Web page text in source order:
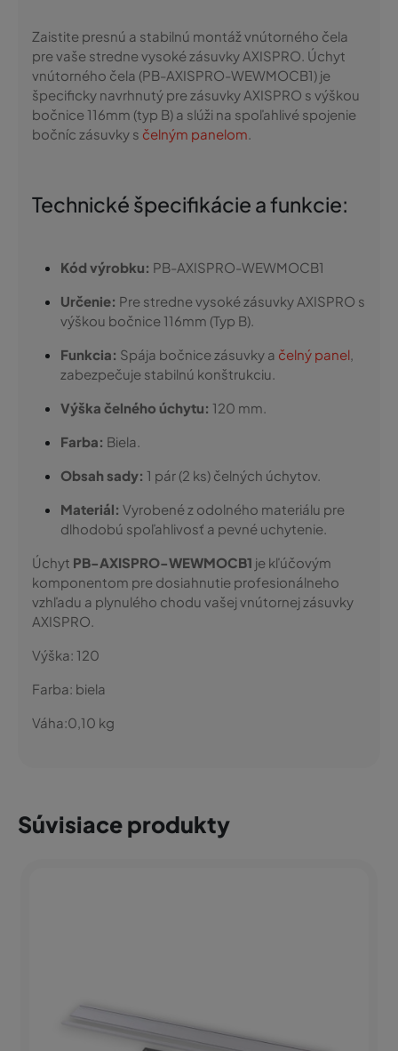
Zaistite presnú a stabilnú montáž vnútorného čela
pre vaše stredne vysoké zásuvky AXISPRO. Úchyt
vnútorného čela (PB-AXISPRO-WEWMOCB1) je
špecificky navrhnutý pre zásuvky AXISPRO s výškou
bočnice 116mm (typ B) a slúži na spoľahlivé spojenie
bočníc zásuvky s čelným panelom.
Technické špecifikácie a funkcie:
Kód výrobku: PB-AXISPRO-WEWMOCB1
Určenie: Pre stredne vysoké zásuvky AXISPRO s
výškou bočnice 116mm (Typ B).
Funkcia: Spája bočnice zásuvky a čelný panel,
zabezpečuje stabilnú konštrukciu.
Výška čelného úchytu: 120 mm.
Farba: Biela.
Obsah sady: 1 pár (2 ks) čelných úchytov.
Materiál: Vyrobené z odolného materiálu pre
dlhodobú spoľahlivosť a pevné uchytenie.
Úchyt PB-AXISPRO-WEWMOCB1 je kľúčovým
komponentom pre dosiahnutie profesionálneho
vzhľadu a plynulého chodu vašej vnútornej zásuvky
AXISPRO.
Výška: 120
Farba: biela
Váha:0,10 kg
Súvisiace produkty